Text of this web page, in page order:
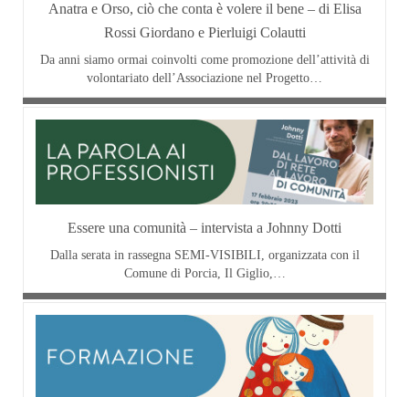
Anatra e Orso, ciò che conta è volere il bene – di Elisa
Rossi Giordano e Pierluigi Colautti
Da anni siamo ormai coinvolti come promozione dell’attività di
volontariato dell’Associazione nel Progetto…
Essere una comunità – intervista a Johnny Dotti
Dalla serata in rassegna SEMI-VISIBILI, organizzata con il
Comune di Porcia, Il Giglio,…